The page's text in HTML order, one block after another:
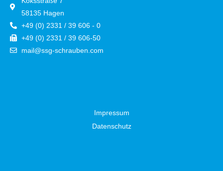
58135 Hagen
+49 (0) 2331 / 39 606 - 0
+49 (0) 2331 / 39 606-50
mail@ssg-schrauben.com
Impressum
Datenschutz